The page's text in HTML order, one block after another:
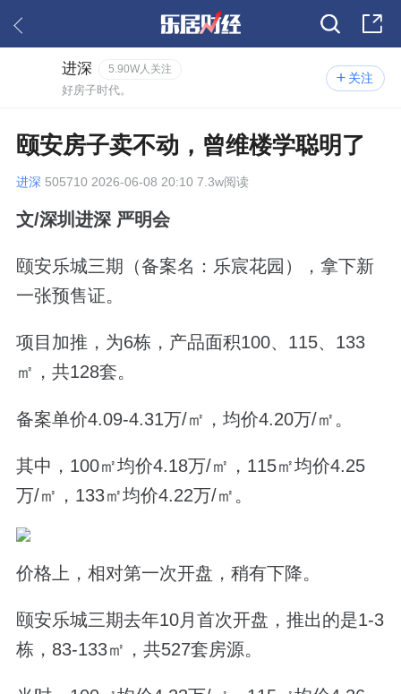
关注
进深 5.90W人关注
好房子时代。
颐安房子卖不动，曾维楼学聪明了
进深 505710 2026-06-08 20:10 7.3w阅读
文/深圳进深 严明会
颐安乐城三期（备案名：乐宸花园），拿下新
一张预售证。
项目加推，为6栋，产品面积100、115、133
㎡，共128套。
备案单价4.09-4.31万/㎡，均价4.20万/㎡。
其中，100㎡均价4.18万/㎡，115㎡均价4.25
万/㎡，133㎡均价4.22万/㎡。
价格上，相对第一次开盘，稍有下降。
颐安乐城三期去年10月首次开盘，推出的是1-3
栋，83-133㎡，共527套房源。